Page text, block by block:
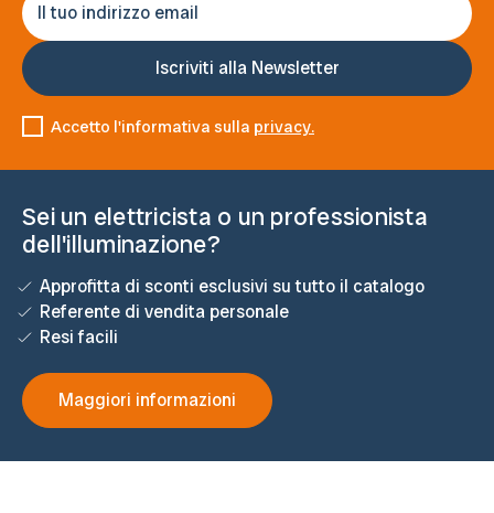
Accetto l'informativa sulla privacy.
Sei un elettricista o un professionista
dell'illuminazione?
Approfitta di sconti esclusivi su tutto il catalogo
Referente di vendita personale
Resi facili
Maggiori informazioni